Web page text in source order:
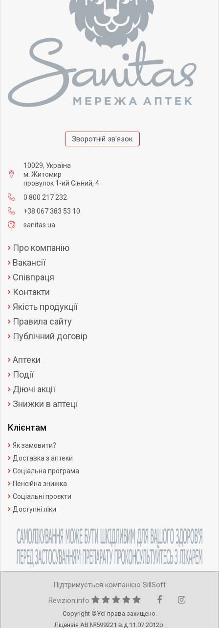
Зворотній зв'язок
10029, Україна
м. Житомир
провулок 1-ий Сінний, 4
0 800 217 232
+38 067 383 53 10
sanitas.ua
Про компанію
Вакансії
Співпраця
Контакти
Якість продукції
Правила сайту
Публічний договір
Аптеки
Події
Діючі акції
Знижки в аптеці
Клієнтам
Як замовити?
Доставка з аптеки
Соціальна програма
Пенсійна знижка
Соціальні проєкти
Доступні ліки
Copyright ©Усі права захищено.
Ліцензія АВ №599221 від 11.07.2012р.
Підтримується компанією SillSoft
Revizion.info